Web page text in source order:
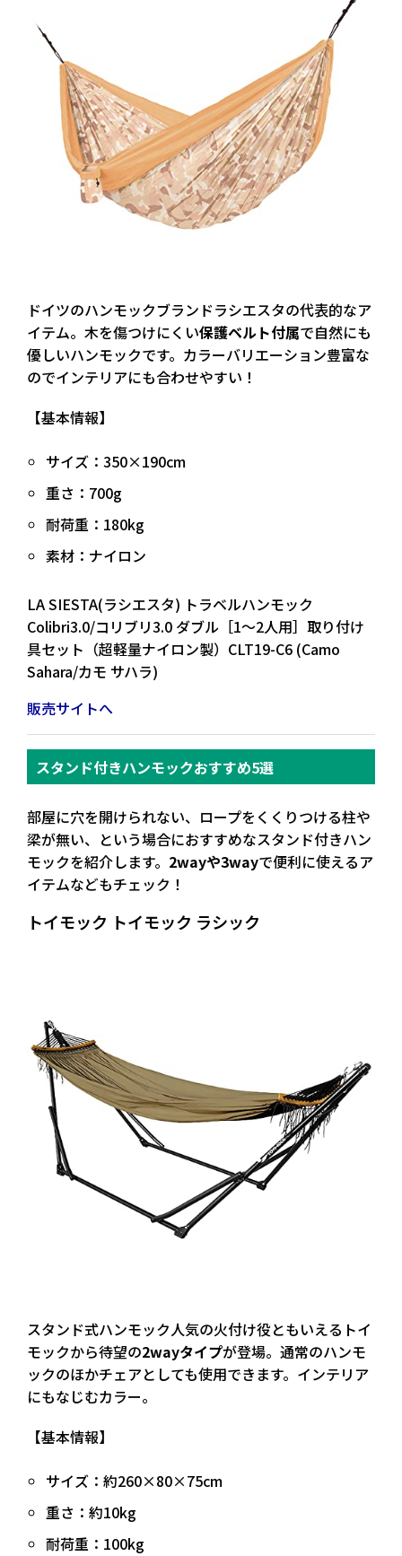
ドイツのハンモックブランドラシエスタの代表的なア
イテム。木を傷つけにくい保護ベルト付属で自然にも
優しいハンモックです。カラーバリエーション豊富な
のでインテリアにも合わせやすい！
【基本情報】
サイズ：350×190cm
重さ：700g
耐荷重：180kg
素材：ナイロン
LA SIESTA(ラシエスタ) トラベルハンモック
Colibri3.0/コリブリ3.0 ダブル［1～2人用］取り付け
具セット（超軽量ナイロン製）CLT19-C6 (Camo
Sahara/カモ サハラ)
販売サイトへ
スタンド付きハンモックおすすめ5選
部屋に穴を開けられない、ロープをくくりつける柱や
梁が無い、という場合におすすめなスタンド付きハン
モックを紹介します。 2wayや3wayで便利に使えるア
イテムなどもチェック！
トイモック トイモック ラシック
スタンド式ハンモック人気の火付け役ともいえるトイ
モックから待望の2wayタイプが登場。通常のハンモ
ックのほかチェアとしても使用できます。インテリア
にもなじむカラー。
【基本情報】
サイズ：約260×80×75cm
重さ：約10kg
耐荷重：100kg